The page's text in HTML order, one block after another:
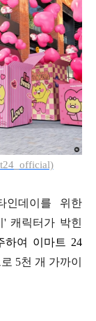
인데이를 위한
캐릭터가 박힌
하여 이마트 24
5천 개 가까이